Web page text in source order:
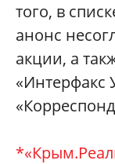
того, в
анонс
акции, а
«Интерфакс